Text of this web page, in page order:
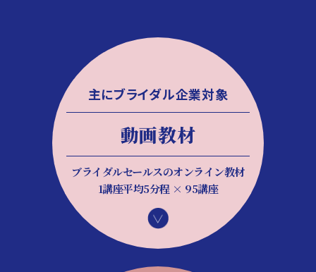
主にブライダル企業対象
動画教材
ブライダルセールスのオンライン教材
1講座平均5分程 × 95講座